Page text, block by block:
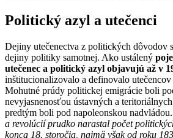
Politický azyl a utečenci
Dejiny utečenectva z politických dôvodov
dejiny politiky samotnej. Ako ustálený
utečenec a politický azyl objavujú až v
inštitucionalizovalo a definovalo
Mohutné prúdy politickej emigrácie boli
nevyjasnenosťou ústavných a
predtým boli pod napoleonskou nadvládou.
a revolúcií prudko narastal počet
konca 18. storočia, najmä však od roku